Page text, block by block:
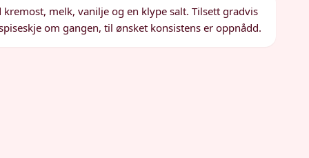
melk, vanilje og en klype salt. Tilsett gradvis
om gangen, til ønsket konsistens er oppnådd.